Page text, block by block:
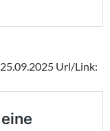
25.09.2025 Url/Link: